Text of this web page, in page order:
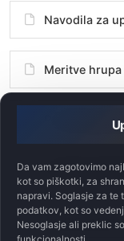
Da vam zagotovimo
kot so piškotki, za
napravi. Soglasje za te
podatkov, kot so
Nesoglasje ali preklic
Navodila za
Meritve
Projektiranje
Direktiva
Tehnična risba